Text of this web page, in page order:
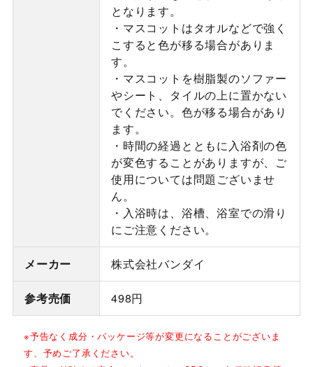
となります。
・マスコットはタオルなどで強く
こすると色が移る場合がありま
す。
・マスコットを樹脂製のソファー
やシート、タイルの上に置かない
でください。色が移る場合があり
ます。
・時間の経過とともに入浴剤の色
が変色することがありますが、ご
使用については問題ございませ
ん。
・入浴時は、浴槽、浴室での滑り
にご注意ください。
メーカー 株式会社バンダイ
参考売価 498円
※予告なく成分・パッケージ等が変更になることがございま
す、予めご了承ください。